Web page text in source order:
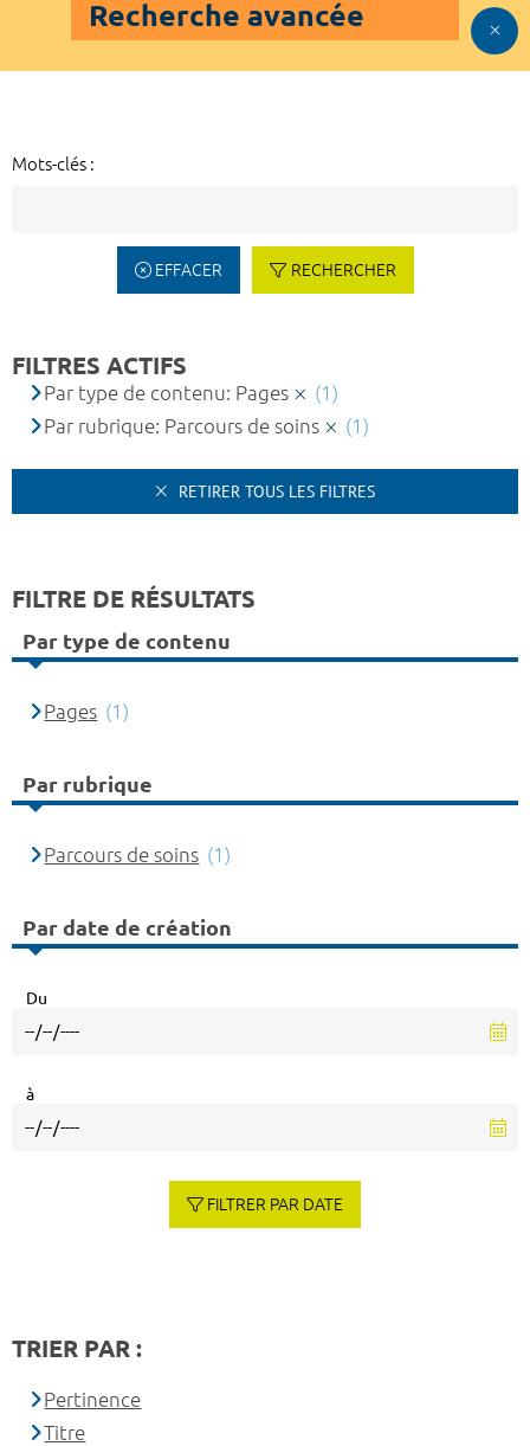
Recherche avancée
Mots-clés :
EFFACER RECHERCHER
FILTRES ACTIFS
Par type de contenu: Pages
(1)
Par rubrique: Parcours de soins
(1)
RETIRER TOUS LES FILTRES
FILTRE DE RÉSULTATS
Par type de contenu
Pages (1)
Par rubrique
Parcours de soins (1)
Par date de création
Du
à
FILTRER PAR DATE
TRIER PAR :
Pertinence
Titre